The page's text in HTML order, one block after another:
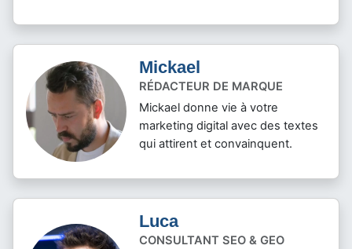
Mickael
RÉDACTEUR DE MARQUE
Mickael donne vie à votre
marketing digital avec des textes
qui attirent et convainquent.
Luca
CONSULTANT SEO & GEO